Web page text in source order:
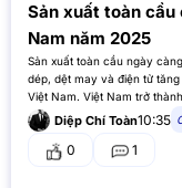
Sản xuất toàn cầu
Nam năm 2025
Sản xuất toàn cầu ngày
dép, dệt may và điện tử
Việt Nam. Việt Nam trở
Diệp Chí Toàn10:35
0 1